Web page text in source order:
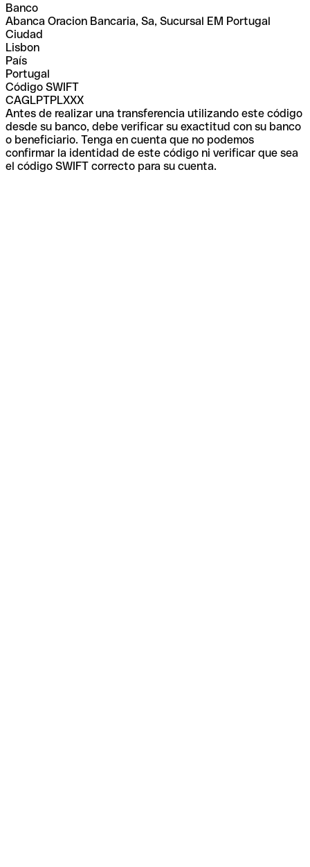
Banco
Abanca Oracion Bancaria, Sa, Sucursal EM Portugal
Ciudad
Lisbon
País
Portugal
Código SWIFT
CAGLPTPLXXX
Antes de realizar una transferencia utilizando este código
desde su banco, debe verificar su exactitud con su banco
o beneficiario. Tenga en cuenta que no podemos
confirmar la identidad de este código ni verificar que sea
el código SWIFT correcto para su cuenta.